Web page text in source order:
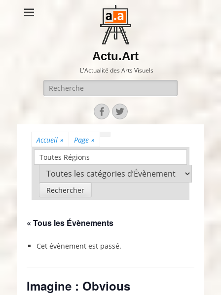
Actu.Art
L'Actualité des Arts Visuels
Recherche
pour:
Facebook
Twitter
Accueil » Page »
Toutes Régions
« Tous les Évènements
Cet évènement est passé.
Imagine : Obvious